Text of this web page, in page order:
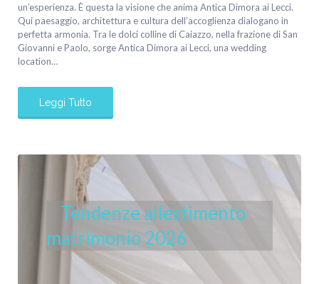
un’esperienza. È questa la visione che anima Antica Dimora ai Lecci.
Qui paesaggio, architettura e cultura dell’accoglienza dialogano in
perfetta armonia. Tra le dolci colline di Caiazzo, nella frazione di San
Giovanni e Paolo, sorge Antica Dimora ai Lecci, una wedding
location…
Leggi Tutto
Tendenze allestimento
matrimonio 2026